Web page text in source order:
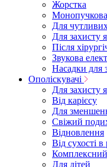
Жорстка
Монопучкова
Для
Для захисту
Після
Звукова
Насадки для
Ополіскувачі
Для захисту
Від карієсу
Для
Свіжий
Відновлення
Від сухості в
Для дітей